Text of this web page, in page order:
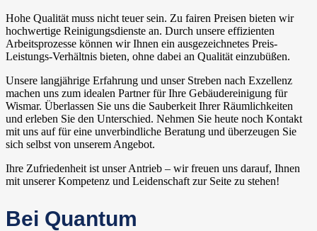
Hohe Qualität muss nicht teuer sein. Zu fairen Preisen bieten wir
hochwertige Reinigungsdienste an. Durch unsere effizienten
Arbeitsprozesse können wir Ihnen ein ausgezeichnetes Preis-
Leistungs-Verhältnis bieten, ohne dabei an Qualität einzubüßen.
Unsere langjährige Erfahrung und unser Streben nach Exzellenz
machen uns zum idealen Partner für Ihre Gebäudereinigung für
Wismar. Überlassen Sie uns die Sauberkeit Ihrer Räumlichkeiten
und erleben Sie den Unterschied. Nehmen Sie heute noch Kontakt
mit uns auf für eine unverbindliche Beratung und überzeugen Sie
sich selbst von unserem Angebot.
Ihre Zufriedenheit ist unser Antrieb – wir freuen uns darauf, Ihnen
mit unserer Kompetenz und Leidenschaft zur Seite zu stehen!
Bei Quantum